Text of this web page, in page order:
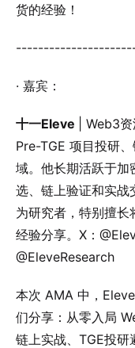
货的经验！
· 嘉宾：
十一Eleve
| Web3
Pre-TGE 项目投研
域。他长期活跃于加
选、链上验证和实战
为研究者，特别擅长
经验分享。X：
@EleveResearch
本次 AMA 中，
们分享：从零入局
链上实战、TGE投研